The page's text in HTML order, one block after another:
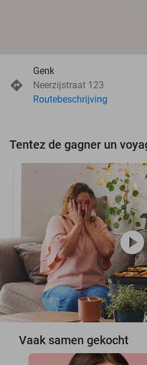
Genk
Neerzijstraat 123
Routebeschrijving
play_circle
Vaak samen gekocht